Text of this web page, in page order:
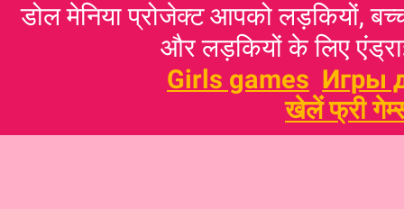
डोल मेनिया प्रोजेक्ट आपको लड़कियों,
और लड़कियों के लिए
Girls games Игры
खेलें फ्री